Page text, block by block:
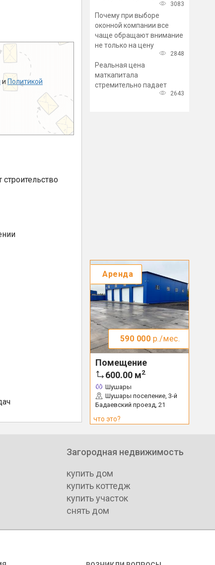
и Политикой
3083
Почему при выборе
оконной компании все
чаще обращают внимание
не только на цену
2848
Реальная цена
маткапитала
стремительно падает
2643
Аренда
590 000 р./мес.
Помещение
600.00 м2
Шушары
Шушары поселение, 3-й
Бадаевский проезд, 21
что это?
Загородная недвижимость
купить дом
купить коттедж
купить участок
снять дом